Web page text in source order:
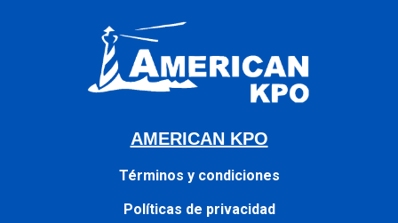
AMERICAN KPO
Términos y condiciones
Políticas de privacidad